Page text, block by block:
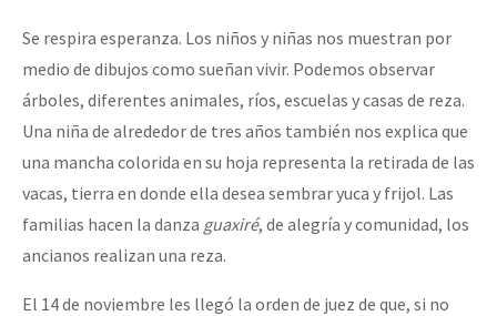
Se respira esperanza. Los niños y niñas nos muestran por
medio de dibujos como sueñan vivir. Podemos observar
árboles, diferentes animales, ríos, escuelas y casas de reza.
Una niña de alrededor de tres años también nos explica que
una mancha colorida en su hoja representa la retirada de las
vacas, tierra en donde ella desea sembrar yuca y frijol. Las
familias hacen la danza guaxiré, de alegría y comunidad, los
ancianos realizan una reza.
El 14 de noviembre les llegó la orden de juez de que, si no